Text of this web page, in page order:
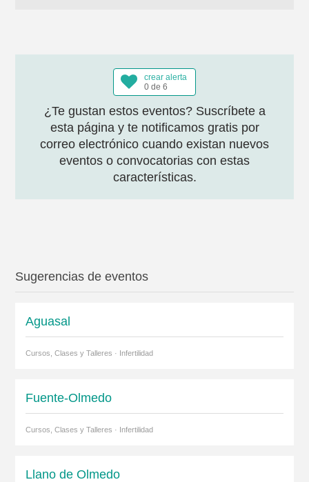
crear alerta
0 de 6
¿Te gustan estos eventos? Suscríbete a
esta página y te notificamos gratis por
correo electrónico cuando existan nuevos
eventos o convocatorias con estas
características.
Sugerencias de eventos
Aguasal
Cursos, Clases y Talleres · Infertilidad
Fuente-Olmedo
Cursos, Clases y Talleres · Infertilidad
Llano de Olmedo